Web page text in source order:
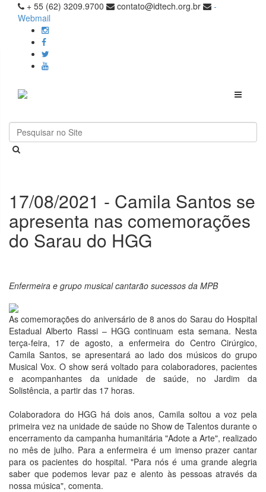
+ 55 (62) 3209.9700 contato@idtech.org.br
-
Webmail
Toggle
17/08/2021 - Camila Santos se
apresenta nas comemorações
do Sarau do HGG
Enfermeira e grupo musical cantarão sucessos da MPB
As comemorações do aniversário de 8 anos do Sarau do Hospital
Estadual Alberto Rassi – HGG continuam esta semana. Nesta
terça-feira, 17 de agosto, a enfermeira do Centro Cirúrgico,
Camila Santos, se apresentará ao lado dos músicos do grupo
Musical Vox. O show será voltado para colaboradores, pacientes
e acompanhantes da unidade de saúde, no Jardim da
Solistência, a partir das 17 horas.
Colaboradora do HGG há dois anos, Camila soltou a voz pela
primeira vez na unidade de saúde no Show de Talentos durante o
encerramento da campanha humanitária "Adote a Arte", realizado
no mês de julho. Para a enfermeira é um imenso prazer cantar
para os pacientes do hospital. "Para nós é uma grande alegria
saber que podemos levar paz e alento às pessoas através da
nossa música", comenta.